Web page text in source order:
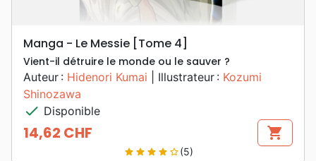
Manga - Le Messie [Tome 4]
Vient-il détruire le monde ou le sauver ?
Auteur : Hidenori Kumai | Illustrateur : Kozumi
Shinozawa
check Disponible
Prix
14,62 CHF shopping_cart
star star star star star_border(5)